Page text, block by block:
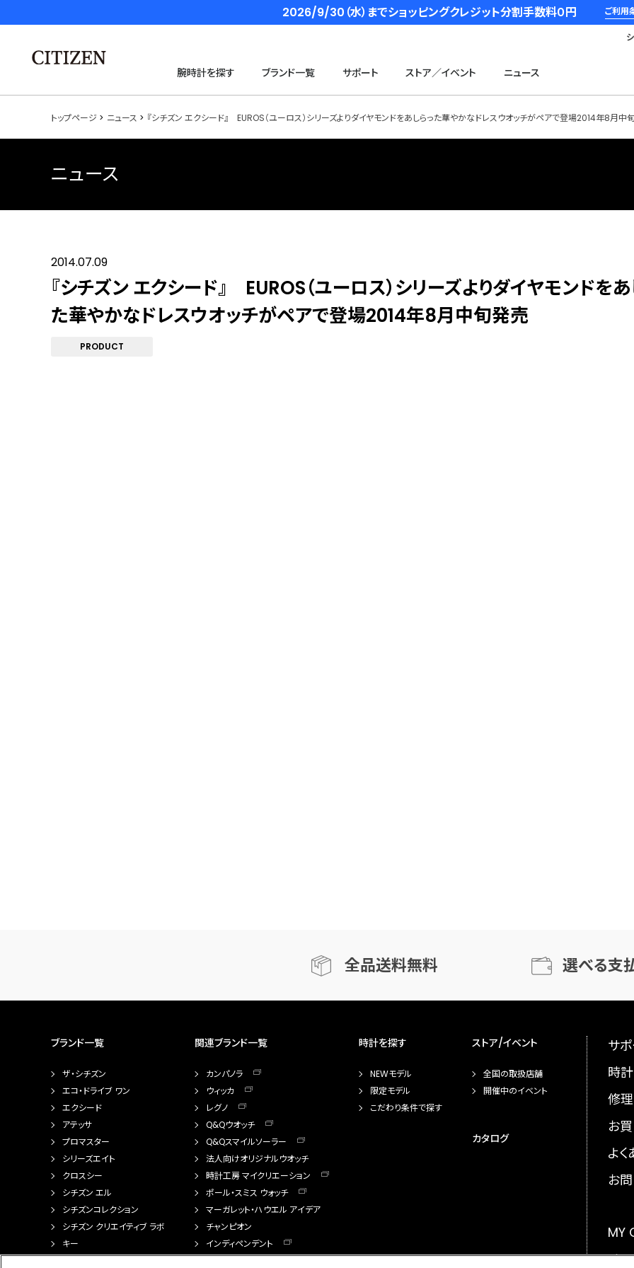
2026/9/30（水）までショッピングクレジット分割手数料０円 ご利用
腕時計を探す ブランド一覧 サポート ストア／イベント ニュース
トップページ ニュース 『シチズン エクシード』 EUROS（ユーロス）シリーズよりダイヤモンドをあしらった華やかなドレスウオッチがペアで登場2014年8月中
ニュース
2014.07.09
『シチズン エクシード』 EUROS（ユーロス）シリーズよりダイヤモンドを
た華やかなドレスウオッチがペアで登場2014年8月中旬発売
PRODUCT
全品送料無料 選べる支
ブランド一覧
ザ・シチズン
エコ・ドライブ ワン
エクシード
アテッサ
プロマスター
シリーズエイト
クロスシー
シチズン エル
シチズンコレクション
シチズン クリエイティブ ラボ
キー
関連ブランド一覧
カンパノラ
ウィッカ
レグノ
Q&Qウオッチ
Q&Qスマイルソーラー
法人向けオリジナルウオッチ
時計工房 マイクリエーション
ポール・スミス ウォッチ
マーガレット・ハウエル アイデア
チャンピオン
インディペンデント
時計を探す
NEWモデル
限定モデル
こだわり条件で探す
ストア/イベント
全国の取扱店舗
開催中のイベント
カタログ
サ
時
修理
お
よ
お
MY
メ